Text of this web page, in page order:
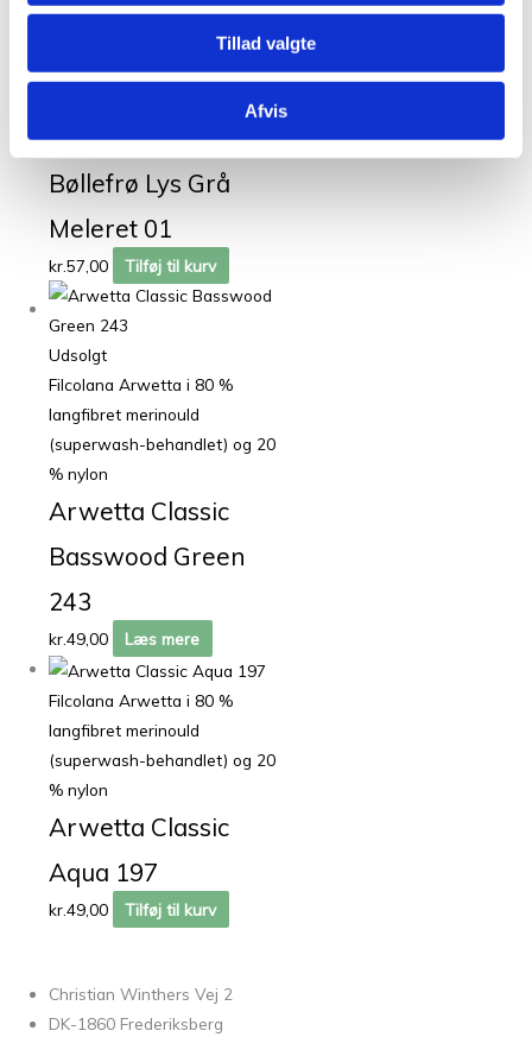
Tillad valgte
Afvis
Avokado 809
100% blød merinould garn
Bøllefrø Lys Grå
Meleret 01
kr.57,00 Tilføj til kurv
Udsolgt
Filcolana Arwetta i 80 %
langfibret merinould
(superwash-behandlet) og 20
% nylon
Arwetta Classic
Basswood Green
243
kr.49,00 Læs mere
Filcolana Arwetta i 80 %
langfibret merinould
(superwash-behandlet) og 20
% nylon
Arwetta Classic
Aqua 197
kr.49,00 Tilføj til kurv
Christian Winthers Vej 2
DK-1860 Frederiksberg